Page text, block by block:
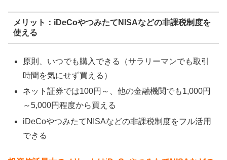
メリット：iDeCoやつみたてNISAなどの非課税制度を
使える
原則、いつでも購入できる（サラリーマンでも取引
時間を気にせず買える）
ネット証券では100円～、他の金融機関でも1,000円
～5,000円程度から買える
iDeCoやつみたてNISAなどの非課税制度をフル活用
できる